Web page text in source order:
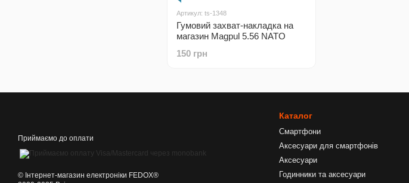
Артикул: ts-1348
Гумовий захват-накладка на
магазин Magpul 5.56 NATO
150 грн
Приймаємо до оплати
©️ Інтернет-магазин електроніки FEDOX®
Каталог
Смартфони
Аксесуари для смартфонів
Аксесуари
Годинники та аксесуари